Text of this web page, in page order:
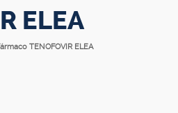
ELEA
TENOFOVIR ELEA